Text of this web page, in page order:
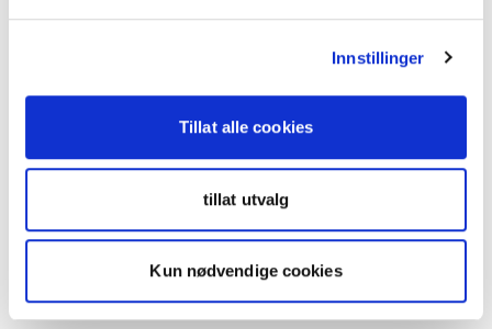
Innstillinger
Tillat alle cookies
tillat utvalg
Kun nødvendige cookies